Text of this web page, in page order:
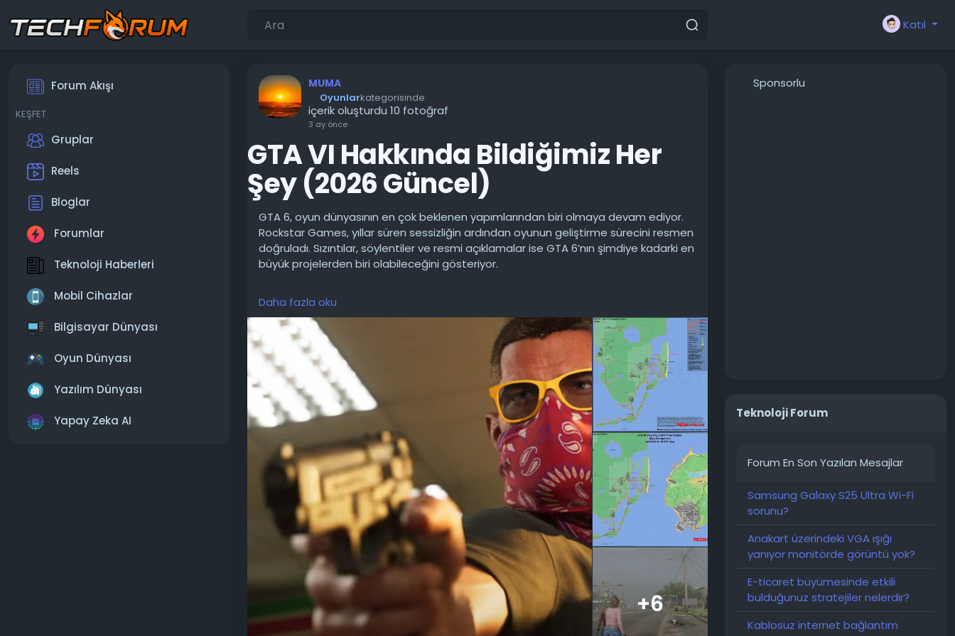
Katıl
Forum Akışı
KEŞFET
Gruplar
Reels
Bloglar
Forumlar
Teknoloji Haberleri
Mobil Cihazlar
Bilgisayar Dünyası
Oyun Dünyası
Yazılım Dünyası
Yapay Zeka AI
MUMA
Oyunlarkategorisinde
içerik oluşturdu 10 fotoğraf
3 ay önce
GTA VI Hakkında Bildiğimiz Her
Şey (2026 Güncel)
GTA 6, oyun dünyasının en çok beklenen yapımlarından biri olmaya devam ediyor.
Rockstar Games, yıllar süren sessizliğin ardından oyunun geliştirme sürecini resmen
doğruladı. Sızıntılar, söylentiler ve resmi açıklamalar ise GTA 6’nın şimdiye kadarki en
büyük projelerden biri olabileceğini gösteriyor.
Hemen hemen her oyuncu Grand Theft Auto serisini duymuştur. İlk oyunları
oynamış olanlar azdır, ancak birçok kişi GTA V, IV ve III'ü bilir. En yeni Grand Theft
Auto 2013'te piyasaya sürüldü ve oyuncular uzun zamandır yeni bir oyunu bekliyor.
Bu süreçte Rockstar Games, ticari açıdan oldukça başarılı olmaya ve yeni satış
rekorları kırmaya devam etti. Bugünkü yazımızda GTA VI'yı ele alacağız.
Gelişim Tarihi
Leslie Benzies'in belirttiğine göre, Rockstar North, Grand Theft Auto V'in Eylül 2013'te
piyasaya sürülmesinin ardından altıncı bir GTA oyunu için ilk planlarını ortaya atmıştı.
Ardından altı yıl süren bir sessizlik yaşandı ve yeni bilgiler ancak 2018'de ortaya çıktı.
GTA 6'nın kod adının "Project Americas" olacağı söylentileri dolaşıyor. Oyun, kurgusal
Leonidas eyaletindeki Vice City'de (Miami, Florida) geçecek. Ayrıca, kadın karakter
olarak oynama seçeneğinin de ekleneceği ortaya çıktı.
2020 yılında Kotaku, oyunun "erken geliştirme aşamasında" olduğunu bildirmişti. Bu,
yedi yıl sonra oyunun henüz tam olarak geliştirilmediği anlamına geliyor. 2021'de
Tom Henderson, şehrin zamanla gelişeceğini ve çıkış tarihinin en erken 2025
olacağını söylemişti.
Jason Schreier daha sonra karakterlerin hikayesinin Bonnie ve Clyde'dan
Daha fazla oku
+6
Sponsorlu
Teknoloji Forum
Forum En Son Yazılan Mesajlar
Samsung Galaxy S25 Ultra Wi-Fi
sorunu?
Anakart üzerindeki VGA ışığı
yanıyor monitörde görüntü yok?
E-ticaret büyümesinde etkili
bulduğunuz stratejiler nelerdir?
Kablosuz internet bağlantım